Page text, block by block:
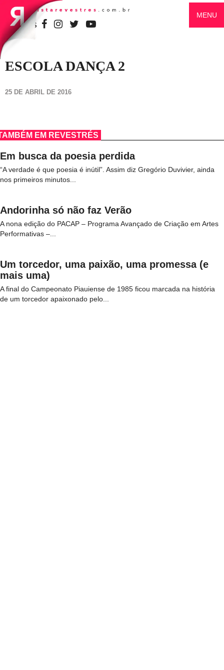
SIGA-NOS
MENU
ESCOLA DANÇA 2
25 DE ABRIL DE 2016
EM REVESTRÉS
Em busca da poesia perdida
“A verdade é que poesia é inútil”. Assim diz Gregório Duvivier, ainda
nos primeiros minutos...
Andorinha só não faz Verão
A nona edição do PACAP – Programa Avançado de Criação em Artes
Performativas –...
Um torcedor, uma paixão, uma promessa (e
mais uma)
A final do Campeonato Piauiense de 1985 ficou marcada na história
de um torcedor apaixonado pelo...